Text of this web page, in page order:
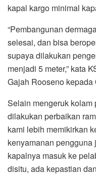
kapal kargo minimal
“Pembangunan
selesai, dan bisa
supaya dilakukan
menjadi 5 meter,” kata
Gajah Rooseno kepada
Selain mengeruk
dilakukan perbaikan
kami lebih memikirkan
kenyamanan
kapalnya masuk ke
disitu, ada kepastian